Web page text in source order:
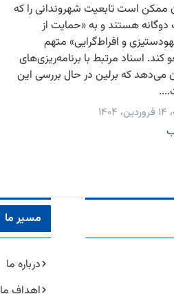
ممکن است تابعیت شهروندانی را که
دوگانه هستند و به «حمایت از
و افراط‌گرایی» متهم
کند. اسناد مرتبط با برنامه‌ریزی‌های
می‌دهد که برلین در حال بررسی این
مسیر ما
درباره ما